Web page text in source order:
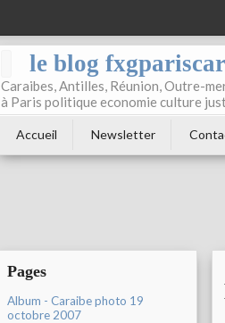
le blog
Caraibes, Antilles, Réunion, Outre-
à Paris politique economie culture
Accueil Newsletter
Pages
Album - Caraibe photo 19
octobre 2007